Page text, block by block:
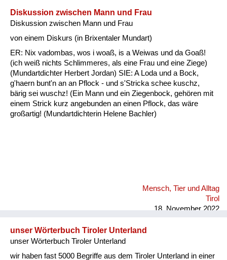
Kategorie
Natur und Landwirtschaft
Fluchen und Reden
Mensch, Tier und Alltag
Schmankerln und
Diskussion zwischen Mann und Frau
Diskussion zwischen Mann und Frau
von einem Diskurs (in Brixentaler Mundart)
ER: Nix vadombas, wos i woaß, is a Weiwas und da Goaß!
(ich weiß nichts Schlimmeres, als eine Frau und eine Ziege)
(Mundartdichter Herbert Jordan) SIE: A Loda und a Bock,
g'haern bunt'n an an Pflock - und s'Stricka schee kuschz,
bärig sei wuschz! (Ein Mann und ein Ziegenbock, gehören mit
einem Strick kurz angebunden an einen Pflock, das wäre
großartig! (Mundartdichterin Helene Bachler)
Mensch, Tier und Alltag
Tirol
18. November 2022
unser Wörterbuch Tiroler Unterland
unser Wörterbuch Tiroler Unterland
wir haben fast 5000 Begriffe aus dem Tiroler Unterland in einer